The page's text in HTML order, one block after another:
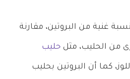
غنية من البروتين، مقارنة
من الحليب، مثل حليب
كما أن البروتين بحليب